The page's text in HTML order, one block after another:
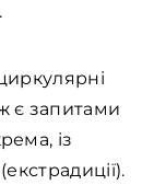
є запитами
із